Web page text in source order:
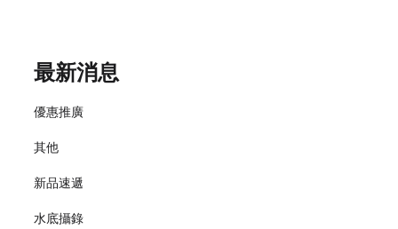
最新消息
優惠推廣
其他
新品速遞
水底攝錄